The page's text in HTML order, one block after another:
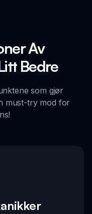
Av
Bedre
som gjør
must-try mod for